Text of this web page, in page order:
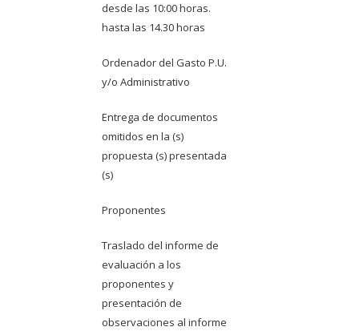
desde las 10:00 horas.
hasta las 14.30 horas
Ordenador del Gasto P.U.
y/o Administrativo
Entrega de documentos
omitidos en la (s)
propuesta (s) presentada
(s)
Proponentes
Traslado del informe de
evaluación a los
proponentes y
presentación de
observaciones al informe